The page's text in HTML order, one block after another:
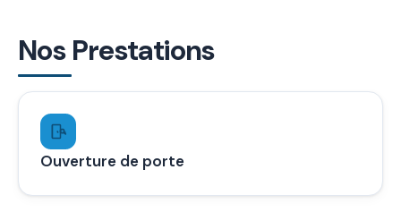
Nos Prestations
Ouverture de porte